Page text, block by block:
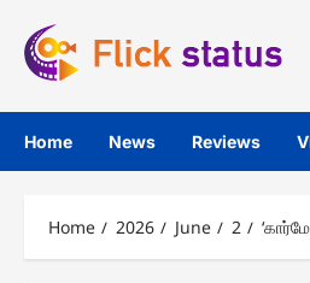
content
Home News Reviews
Home 2026 June 2